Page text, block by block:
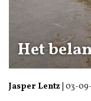
Het
Jasper Lentz 03-